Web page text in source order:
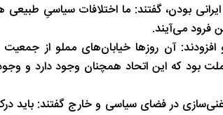
بودن، گفتند: ما اختلافات سیاسیِ طبیعی
فرود می‌آیند.
23 و 24 خرداد امسال دانستند و افزودند: آن روزها خیابان‌های
بود که این اتحاد همچنان وجود دارد و
در فضای سیاسی و خارج گفتند: باید